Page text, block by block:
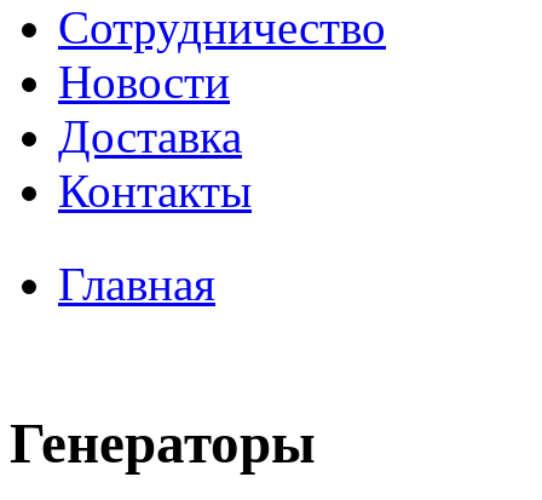
Сотрудничество
Новости
Доставка
Контакты
Главная
Генераторы